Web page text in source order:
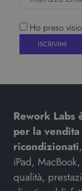
Ho preso
Rework
per la
ricondizionati
iPad,
qualità,